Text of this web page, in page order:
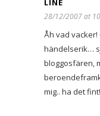
LINE
28/12/2007 at
Åh vad
händelserik…
bloggosfären,
mig.. ha det fint!